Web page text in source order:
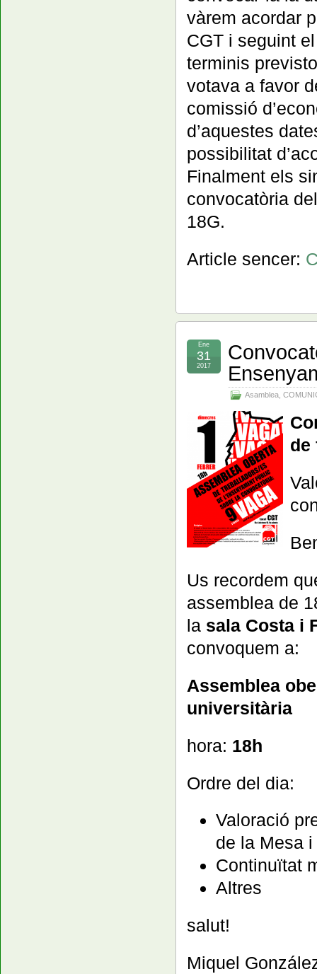
vàrem acordar
CGT i seguint
terminis
votava a favor
comissió
d’aquestes
possibilitat
Finalment els
convocatòria
18G.
Article sencer:
Asamblea
Ene
31
2017
de
Us recordem
assemblea de
la sala Costa i
convoquem a:
Assemblea
universitària
hora: 18h
Ordre del dia:
Valoració
de la Mesa
Continuïtat
Altres
salut!
Miquel